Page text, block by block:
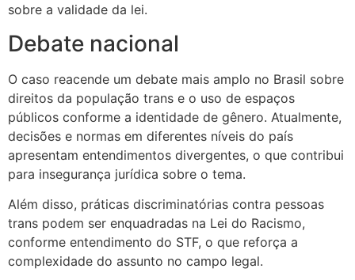
sobre a validade da lei.
Debate nacional
O caso reacende um debate mais amplo no Brasil sobre
direitos da população trans e o uso de espaços
públicos conforme a identidade de gênero. Atualmente,
decisões e normas em diferentes níveis do país
apresentam entendimentos divergentes, o que contribui
para insegurança jurídica sobre o tema.
Além disso, práticas discriminatórias contra pessoas
trans podem ser enquadradas na Lei do Racismo,
conforme entendimento do STF, o que reforça a
complexidade do assunto no campo legal.